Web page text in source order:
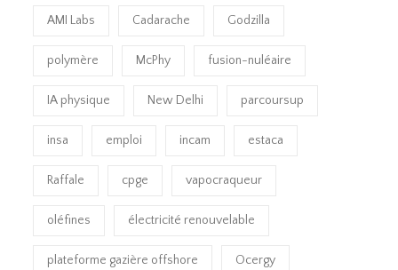
AMI Labs Cadarache Godzilla
polymère McPhy fusion-nuléaire
IA physique New Delhi parcoursup
insa emploi incam estaca
Raffale cpge vapocraqueur
oléfines électricité renouvelable
plateforme gazière offshore Ocergy